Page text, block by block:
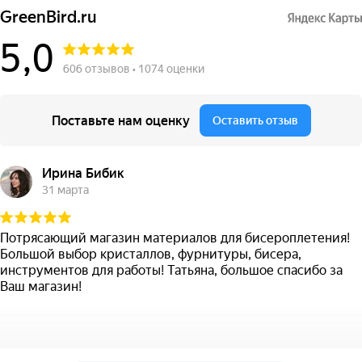
GreenBird.ru
5,0 606 отзывов • 1074 оценки
Поставьте нам оценку Оставить отзыв
Ирина Бибик
31 марта
Потрясающий магазин материалов для бисероплетения!
Большой выбор кристаллов, фурнитуры, бисера,
инструментов для работы! Татьяна, большое спасибо за
Ваш магазин!